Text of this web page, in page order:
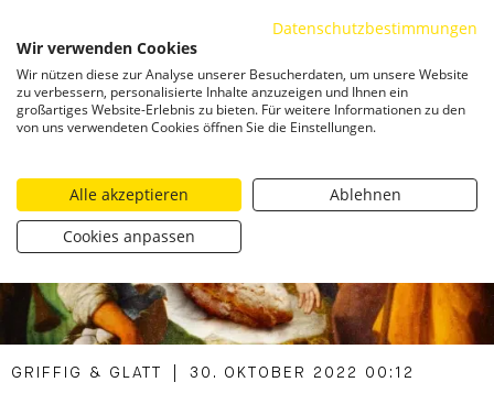
CATEGORIZED AS
GRIFFIG & GLATT 30. OKTOBER 2022 00:12
Datenschutzbestimmungen
Wir verwenden Cookies
Wir nützen diese zur Analyse unserer Besucherdaten, um unsere Website
zu verbessern, personalisierte Inhalte anzuzeigen und Ihnen ein
großartiges Website-Erlebnis zu bieten. Für weitere Informationen zu den
von uns verwendeten Cookies öffnen Sie die Einstellungen.
Alle akzeptieren
Ablehnen
Cookies anpassen